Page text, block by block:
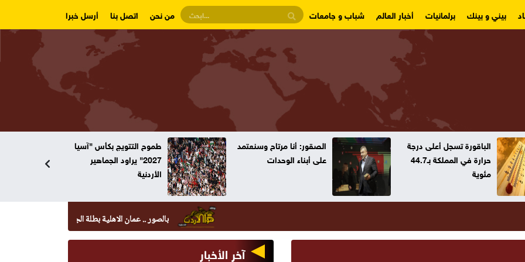
بيني و بينك برلمانيات أخبار العالم شباب و جامعات من نحن اتصل بنا أرسل خبرا
الباقورة تسجل أعلى درجة
حرارة في المملكة بـ44.7
مئوية
الصقور: أنا مرتاح وسنعتمد
على أبناء الوحدات
طموح التتويج بكأس "آسيا
2027" يراود الجماهير
الأردنية
بالصور .. عمان الاهلية بطلة الجامعات الأردنية في الكراتيه
آخر الأخبار